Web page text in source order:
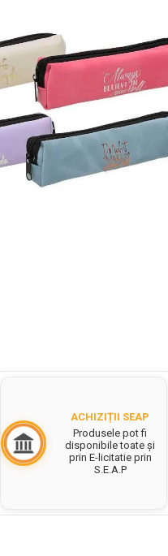
ACHIZIȚII SEAP
Produsele pot fi
disponibile toate și
prin E-licitatie prin
S.E.A.P